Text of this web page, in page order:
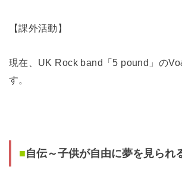
【課外活動】
現在、UK Rock band「5 pound」の
す。
■自伝～子供が自由に夢を見られ